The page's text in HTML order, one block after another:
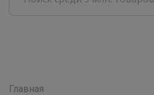
Главная